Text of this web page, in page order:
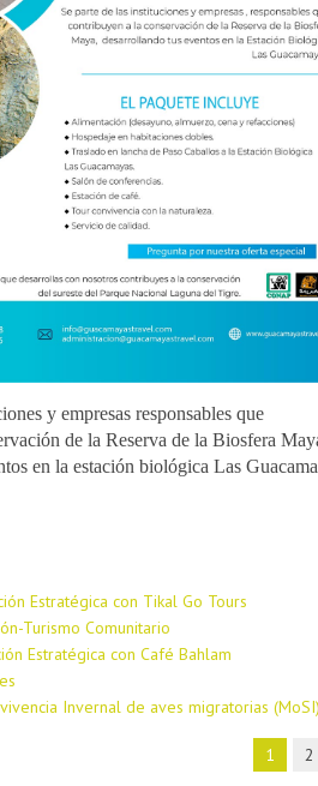
y empresas responsables que
de la Reserva de la Biosfera
en la estación biológica Las
Estratégica con Tikal Go Tours
Turismo Comunitario
Estratégica con Café Bahlam
Invernal de aves migratorias
1 2